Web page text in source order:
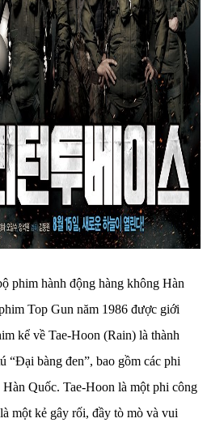
phim hành động hàng không Hàn
Top Gun năm 1986 được giới
kể về Tae-Hoon (Rain) là thành
“Đại bàng đen”, bao gồm các phi
Hàn Quốc. Tae-Hoon là một phi công
một kẻ gây rối, đầy tò mò và vui